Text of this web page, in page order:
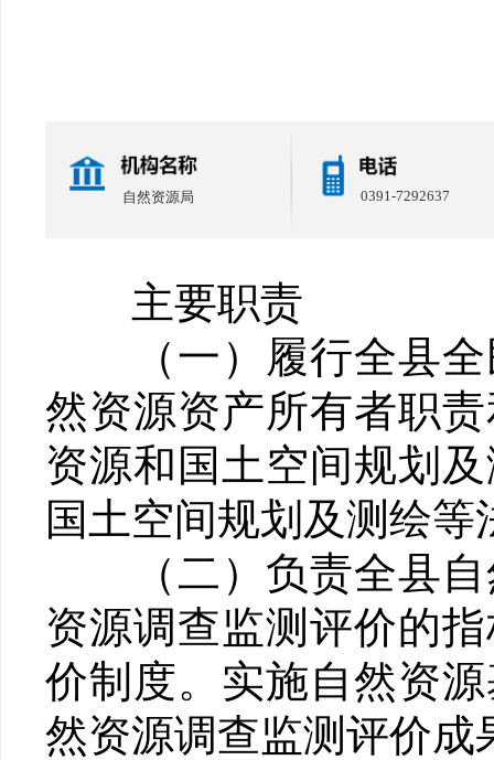
自然资源局 0391-7292637
主要职责
（一）履行全县全
然资源资产所有者职
资源和国土空间规划
国土空间规划及测绘
（二）负责全县自
资源调查监测评价的
价制度。实施自然资
然资源调查监测评价